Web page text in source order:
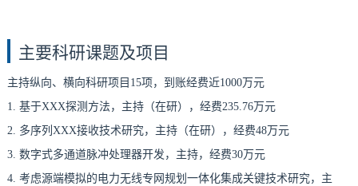
主要科研课题及项目
主持纵向、横向科研项目15项，到账经费近1000万元
1. 基于XXX探测方法，主持（在研），经费235.76万元
2. 多序列XXX接收技术研究，主持（在研），经费48万元
3. 数字式多通道脉冲处理器开发，主持，经费30万元
4. 考虑源端模拟的电力无线专网规划一体化集成关键技术研究，主